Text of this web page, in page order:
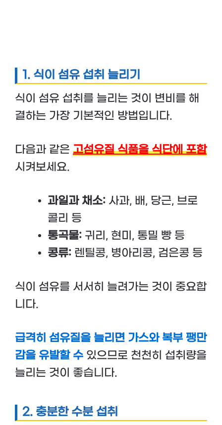
1. 식이 섬유 섭취 늘리기
식이 섬유 섭취를 늘리는 것이 변비를 해
결하는 가장 기본적인 방법입니다.
다음과 같은 고섬유질 식품을 식단에 포함
시켜보세요.
과일과 채소: 사과, 배, 당근, 브로
콜리 등
통곡물: 귀리, 현미, 통밀 빵 등
콩류: 렌틸콩, 병아리콩, 검은콩 등
식이 섬유를 서서히 늘려가는 것이 중요합
니다.
급격히 섬유질을 늘리면 가스와 복부 팽만
감을 유발할 수 있으므로 천천히 섭취량을
늘리는 것이 좋습니다.
2. 충분한 수분 섭취